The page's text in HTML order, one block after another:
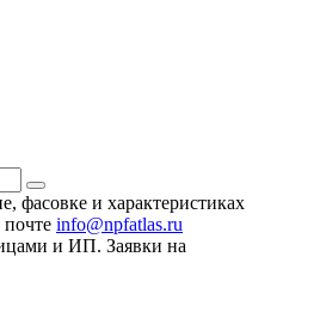
фасовке и характеристиках
info@npfatlas.ru
и ИП. Заявки на